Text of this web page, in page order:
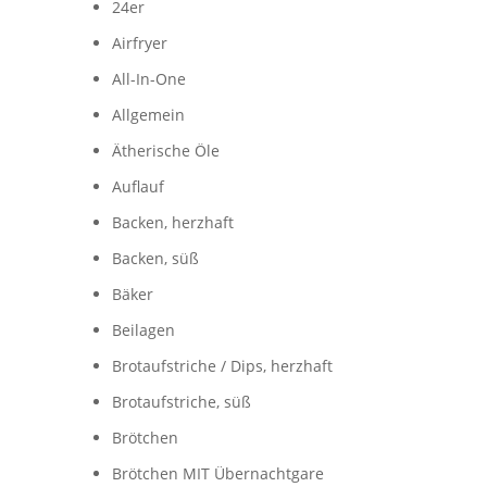
24er
Airfryer
All-In-One
Allgemein
Ätherische Öle
Auflauf
Backen, herzhaft
Backen, süß
Bäker
Beilagen
Brotaufstriche / Dips, herzhaft
Brotaufstriche, süß
Brötchen
Brötchen MIT Übernachtgare